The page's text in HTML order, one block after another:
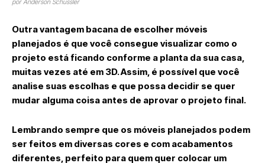
por Anderson Schussler
Outra vantagem bacana de escolher móveis
planejados é que você consegue visualizar como o
projeto está ficando conforme a planta da sua casa,
muitas vezes até em 3D. Assim, é possível que você
analise suas escolhas e que possa decidir se quer
mudar alguma coisa antes de aprovar o projeto final.
Lembrando sempre que os móveis planejados podem
ser feitos em diversas cores e com acabamentos
diferentes, perfeito para quem quer colocar um